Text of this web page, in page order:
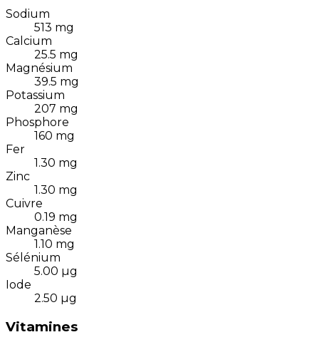
Sodium
513 mg
Calcium
25.5 mg
Magnésium
39.5 mg
Potassium
207 mg
Phosphore
160 mg
Fer
1.30 mg
Zinc
1.30 mg
Cuivre
0.19 mg
Manganèse
1.10 mg
Sélénium
5.00 µg
Iode
2.50 µg
Vitamines